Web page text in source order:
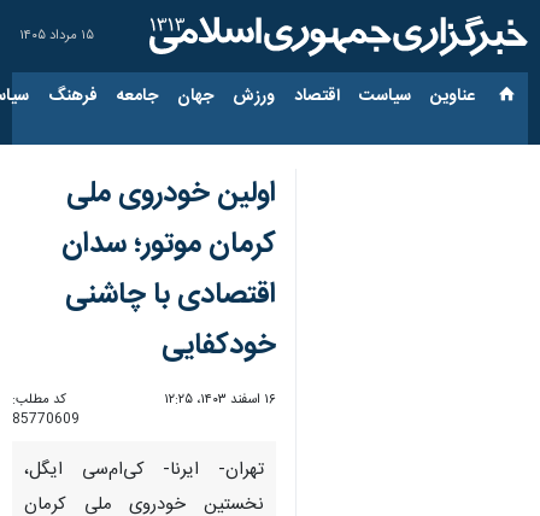
۱۵ مرداد ۱۴۰۵
عناوین‌ سیاست اقتصاد ورزش جهان جامعه فرهنگ
اولین خودروی ملی
کرمان موتور؛ سدان
اقتصادی با چاشنی
خودکفایی
۱۶ اسفند ۱۴۰۳، ۱۲:۲۵
کد مطلب:
85770609
تهران- ایرنا- کی‌ام‌سی ایگل،
نخستین خودروی ملی کرمان